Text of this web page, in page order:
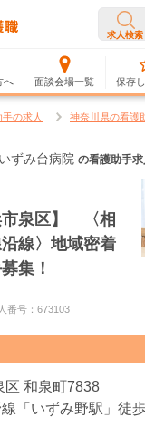
求人検索
へ 面談会場一覧 保存
の求人 神奈川県の看護
ずみ台病院 の看護助手求
市泉区】 〈相
線〉地域密着
集！
番号：673103
区 和泉町7838
「いずみ野駅」徒